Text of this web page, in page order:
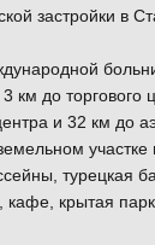
застройки в
до торгового
и 32 км до
турецкая
крытая